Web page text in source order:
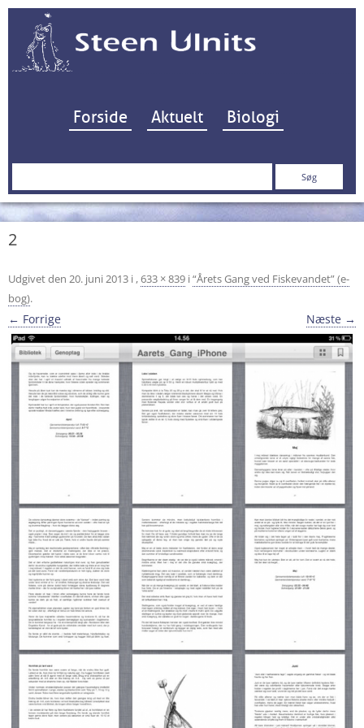
Hop til indhold
Forside Aktuelt Biologi
Søg
2
Udgivet den 20. juni 2013 i ,633 × 839 i“Årets Gang ved Fiskevandet” (e-
bog).
← Forrige Næste →